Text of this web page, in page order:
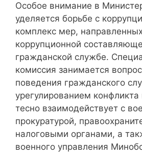
Особое внимание в
уделяется борьбе с
комплекс мер,
коррупционной
гражданской службе.
комиссия занимается
поведения гражданского
урегулированием
тесно взаимодействует с
прокуратурой,
налоговыми органами, а
военного управления